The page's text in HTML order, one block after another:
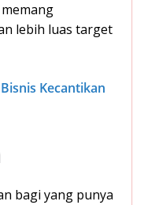
lebih luas target
Kecantikan
bagi yang punya